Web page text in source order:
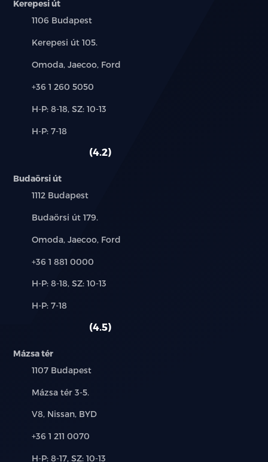
Kerepesi út
Település:
1106 Budapest
Cím:
Kerepesi út 105.
Márkák:
Omoda, Jaecoo, Ford
Telefon:
+36 1 260 5050
Új-
használt
H-P: 8-18, SZ: 10-13
Alkatrész,
H-P: 7-18
4.2
Budaörsi út
Település:
1112 Budapest
Cím:
Budaörsi út 179.
Márkák:
Omoda, Jaecoo, Ford
Telefon:
+36 1 881 0000
Új-
használt
H-P: 8-18, SZ: 10-13
Alkatrész,
H-P: 7-18
4.5
Mázsa tér
Település:
1107 Budapest
Cím:
Mázsa tér 3-5.
Márkák:
V8, Nissan, BYD
Telefon:
+36 1 211 0070
Új-
H-P: 8-17, SZ: 10-13